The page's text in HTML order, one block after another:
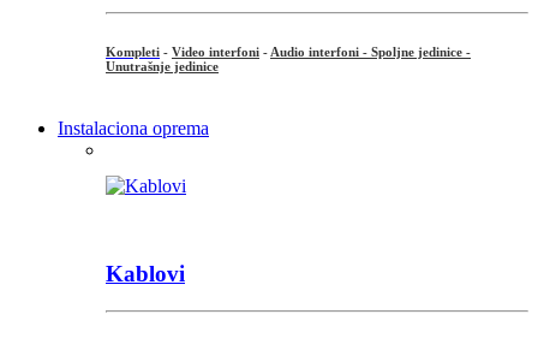
Kompleti - Video interfoni - Audio interfoni - Spoljne jedinice -
Unutrašnje jedinice
Instalaciona oprema
Kablovi